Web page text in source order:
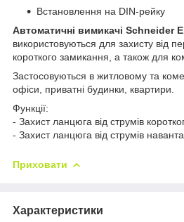
Встановлення на DIN-рейку
Автоматичні вимикачі Schneider
використовуються для захисту від
короткого замикання, а також для
Застосовуються в житловому та
офіси, приватні будинки, квартири.
Функції:
- Захист ланцюга від струмів
- Захист ланцюга від струмів
Приховати
Характеристики